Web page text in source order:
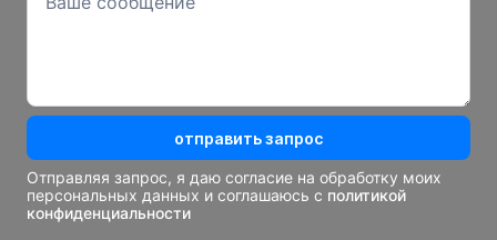
отправить запрос
Отправляя запрос, я даю согласие на обработку моих
персональных данных и соглашаюсь с политикой
конфиденциальности